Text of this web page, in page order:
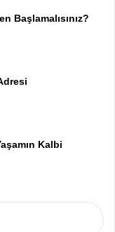
Başlamalısınız?
Kalbi